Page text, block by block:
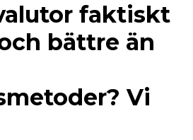
faktiskt
bättre än
Vi